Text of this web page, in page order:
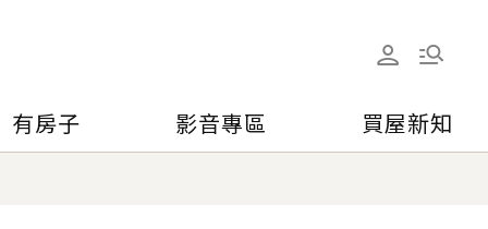
有房子 影音專區 買屋新知